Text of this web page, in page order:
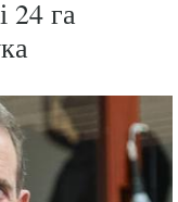
24 га